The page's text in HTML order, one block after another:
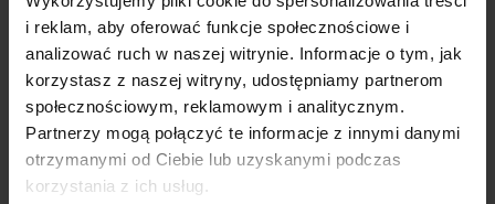
i reklam, aby oferować funkcje społecznościowe i
analizować ruch w naszej witrynie. Informacje o tym, jak
korzystasz z naszej witryny, udostępniamy partnerom
społecznościowym, reklamowym i analitycznym.
Partnerzy mogą połączyć te informacje z innymi danymi
otrzymanymi od Ciebie lub uzyskanymi podczas
korzystania z ich usług.
OPINIE O PRODUKCIE: KOSZULKA
POLO STORNARA ZIELONY